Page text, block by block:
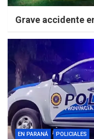
Grave accidente
EN PARANÁ POLICIALES